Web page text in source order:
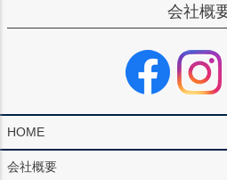
会社概
HOME
会社概要